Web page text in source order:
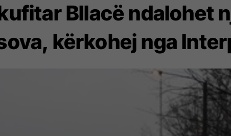
Bllacë ndalohet
kërkohej nga